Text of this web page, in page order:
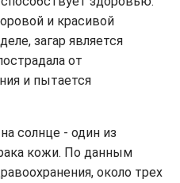
и красивой
загар является
от
и пытается
солнце - один из
кожи. По данным
около трех